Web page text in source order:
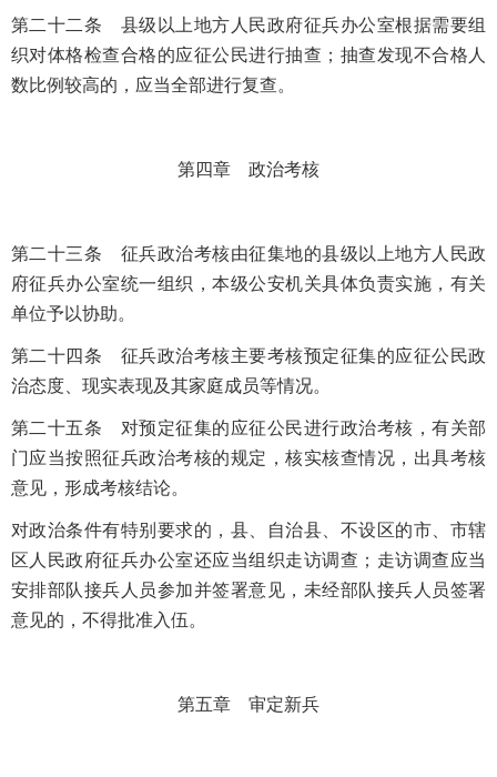
第二十二条 县级以上地方人民政府征兵办公室根据需要组
织对体格检查合格的应征公民进行抽查；抽查发现不合格人
数比例较高的，应当全部进行复查。
第四章 政治考核
第二十三条 征兵政治考核由征集地的县级以上地方人民政
府征兵办公室统一组织，本级公安机关具体负责实施，有关
单位予以协助。
第二十四条 征兵政治考核主要考核预定征集的应征公民政
治态度、现实表现及其家庭成员等情况。
第二十五条 对预定征集的应征公民进行政治考核，有关部
门应当按照征兵政治考核的规定，核实核查情况，出具考核
意见，形成考核结论。
对政治条件有特别要求的，县、自治县、不设区的市、市辖
区人民政府征兵办公室还应当组织走访调查；走访调查应当
安排部队接兵人员参加并签署意见，未经部队接兵人员签署
意见的，不得批准入伍。
第五章 审定新兵